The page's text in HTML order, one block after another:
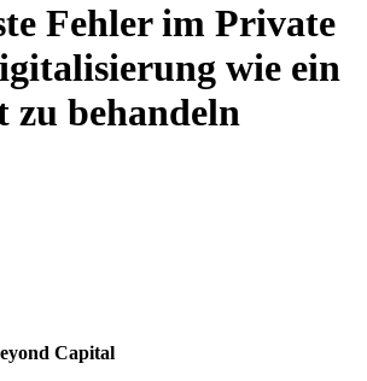
Fehler im Private
wie ein
zu behandeln
Capital